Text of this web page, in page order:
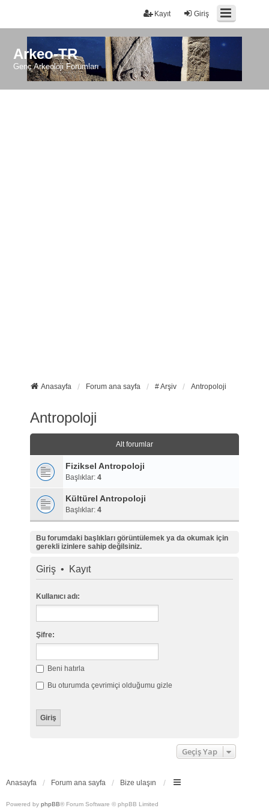
Giriş
Kayıt
Arkeo-TR
Genç Arkeoloji Forumları
Anasayfa Forum ana sayfa # Arşiv Antropoloji
Antropoloji
Alt forumlar
Fiziksel Antropoloji
Başlıklar: 4
Kültürel Antropoloji
Başlıklar: 4
Bu forumdaki başlıkları görüntülemek ya da okumak için
gerekli izinlere sahip değilsiniz.
Giriş• Kayıt
Kullanıcı adı:
Şifre:
Beni hatırla
Bu oturumda çevrimiçi olduğumu gizle
Geçiş Yap
Anasayfa Forum ana sayfa Bize ulaşın
Powered by phpBB® Forum Software © phpBB Limited